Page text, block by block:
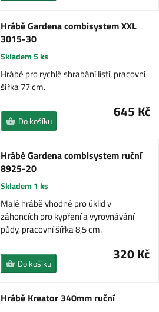
Hrábě Gardena combisystem XXL
3015-30
Skladem 5 ks
Hrábě pro rychlé shrabání listí, pracovní
šířka 77 cm.
645 Kč
Do košíku
Hrábě Gardena combisystem ruční
8925-20
Skladem 1 ks
Malé hrábě vhodné pro úklid v
záhoncích pro kypření a vyrovnávání
půdy, pracovní šířka 8,5 cm.
320 Kč
Do košíku
Hrábě Kreator 340mm ruční